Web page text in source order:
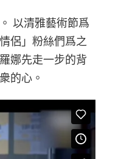
以清雅藝術節爲
侶」粉絲們爲之
娜先走一步的背
的心。